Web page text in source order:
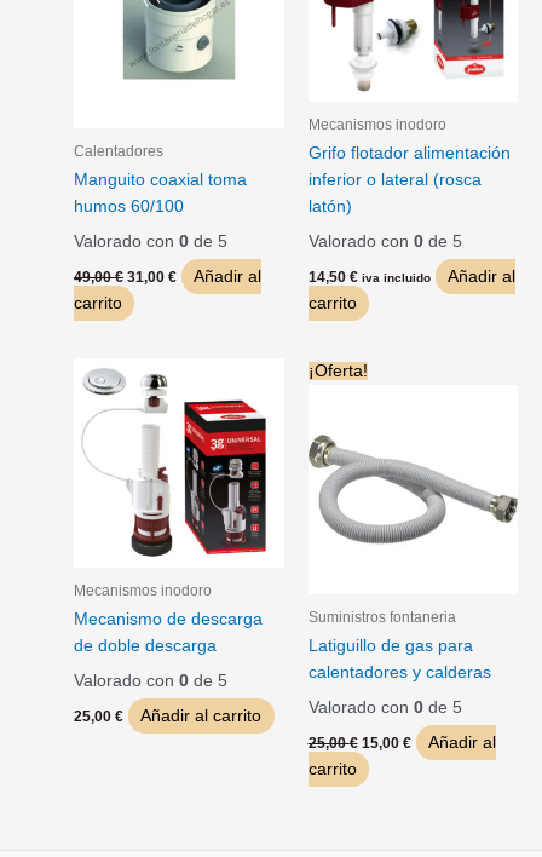
Calentadores
Manguito coaxial toma
humos 60/100
Valorado con0 de 5
49,00€ 31,00€
Añadir al
carrito
Mecanismos inodoro
Grifo flotador alimentación
inferior o lateral (rosca
latón)
Valorado con 0de 5
14,50 € iva incluido
Añadir al
carrito
Mecanismos inodoro
Mecanismo de descarga
de doble descarga
Valorado con0 de 5
25,00€ Añadir al carrito
¡Oferta!
Suministros fontaneria
Latiguillo de gas para
calentadores y calderas
Valorado con 0de 5
25,00€
El
15,00 €
Añadir al
carrito